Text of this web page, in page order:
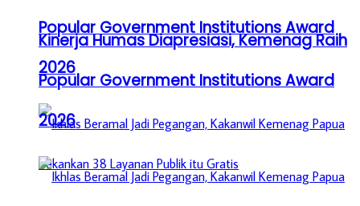
Popular Government Institutions Award
2026
Kinerja Humas Diapresiasi, Kemenag Raih
Popular Government Institutions Award
2026